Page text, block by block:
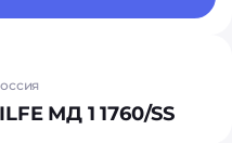
МД 1 1760/SS